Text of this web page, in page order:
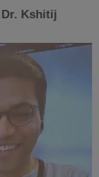
Dr. Kshitij